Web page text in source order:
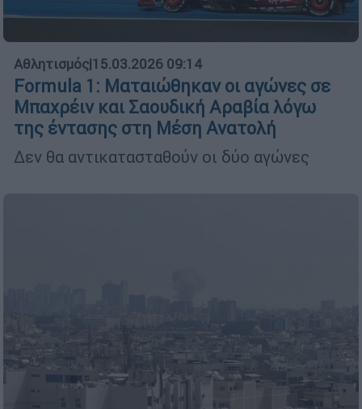
Αθλητισμός|15.03.2026 09:14
Formula 1: Ματαιώθηκαν οι αγώνες σε
Μπαχρέιν και Σαουδική Αραβία λόγω
της έντασης στη Μέση Ανατολή
Δεν θα αντικατασταθούν οι δύο αγώνες